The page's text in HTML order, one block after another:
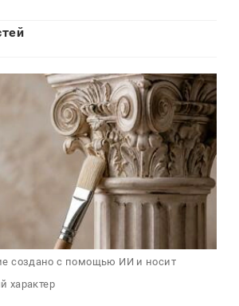
создано с помощью ИИ и носит
характер